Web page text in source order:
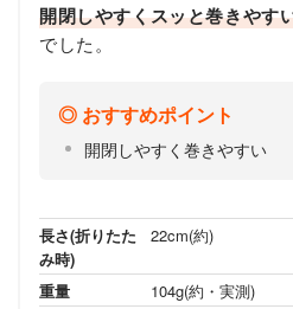
開閉しやすくスッと巻きやす
でした。
おすすめポイント
開閉しやすく巻きやすい
長さ(折りたた
み時)
22cm(約)
重量
104g(約・実測)